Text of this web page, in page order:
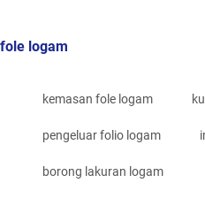
fole logam
kemasan fole logam
pengeluar folio logam
borong lakuran logam